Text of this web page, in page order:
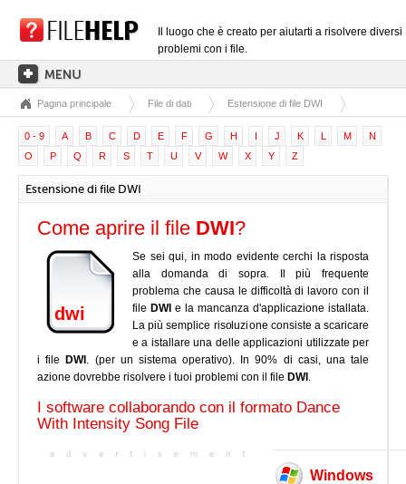
Il luogo che è creato per aiutarti a risolvere diversi
problemi con i file.
PAGINA PRINCIPALE
CATEGORIE DELLE ESTENSIONI
CATEGORIE DEI DRIVER
FILE DLL
CONVERSIONI DI FILE
SOFTWARE
Pagina principale File di dati Estensione di file DWI
0 - 9 A B C D E F G H I J K L M
N
O
P Q R S T U V W X Y Z
Estensione di file DWI
Come aprire il file DWI?
dwi
Se sei qui, in modo evidente cerchi la risposta
alla domanda di sopra. Il più frequente
problema che causa le difficoltà di lavoro con il
file DWI e la mancanza d'applicazione istallata.
La più semplice risoluzione consiste a scaricare
e a istallare una delle applicazioni utilizzate per
i file
DWI . (per un sistema operativo). In 90% di casi, una tale
azione dovrebbe risolvere i tuoi problemi con il file DWI .
I software collaborando con il formato Dance
With Intensity Song File
Windows